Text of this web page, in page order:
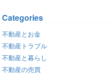
Categories
不動産とお金
不動産トラブル
不動産と暮らし
不動産の売買